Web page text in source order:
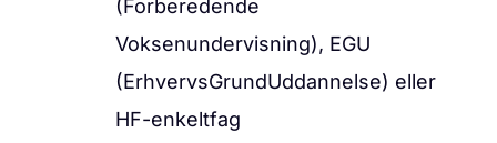
(Forberedende
Voksenundervisning), EGU
(ErhvervsGrundUddannelse) eller
HF-enkeltfag